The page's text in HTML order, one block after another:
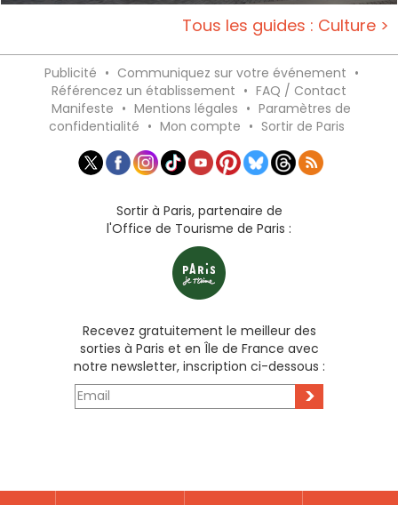
Tous les guides : Culture >
Publicité • Communiquez sur votre événement •
Référencez un établissement • FAQ / Contact
Manifeste • Mentions légales • Paramètres de
confidentialité • Mon compte • Sortir de Paris
Sortir à Paris, partenaire de
l'Office de Tourisme de Paris :
Recevez gratuitement le meilleur des
sorties à Paris et en Île de France avec
notre newsletter, inscription ci-dessous :
>